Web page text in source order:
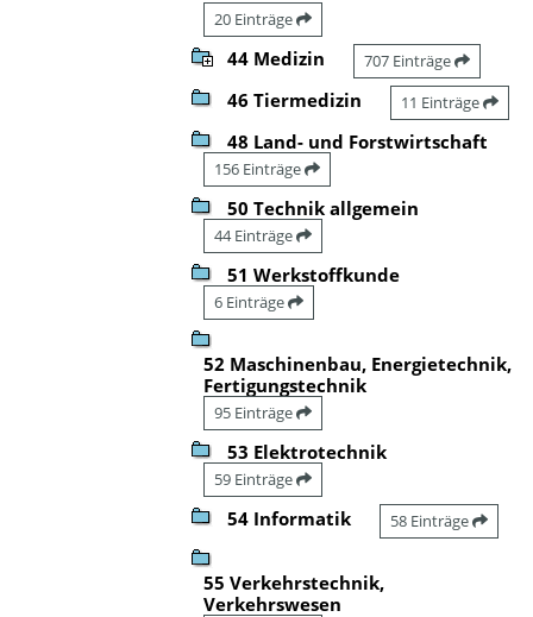
20 Einträge
44 Medizin 707 Einträge
46 Tiermedizin 11 Einträge
48 Land- und Forstwirtschaft
156 Einträge
50 Technik allgemein
44 Einträge
51 Werkstoffkunde
6 Einträge
52 Maschinenbau, Energietechnik,
Fertigungstechnik
95 Einträge
53 Elektrotechnik
59 Einträge
54 Informatik 58 Einträge
55 Verkehrstechnik,
Verkehrswesen